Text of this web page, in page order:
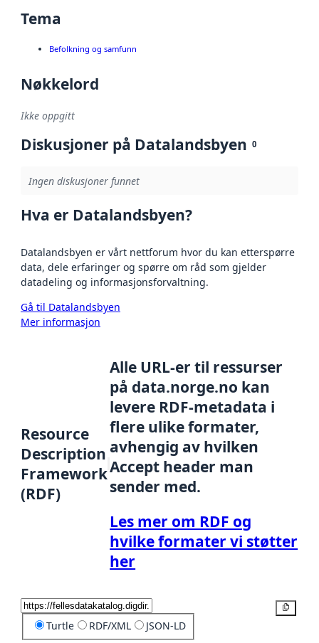
Tema
Befolkning og samfunn
Nøkkelord
Ikke oppgitt
Diskusjoner på Datalandsbyen 0
Ingen diskusjoner funnet
Hva er Datalandsbyen?
Datalandsbyen er vårt nettforum hvor du kan etterspørre
data, dele erfaringer og spørre om råd som gjelder
datadeling og informasjonsforvaltning.
Gå til Datalandsbyen
Mer informasjon
Resource
Description
Framework
(RDF)
Alle URL-er til ressurser
på data.norge.no kan
levere RDF-metadata i
flere ulike formater,
avhengig av hvilken
Accept header man
sender med.
Les mer om RDF og
hvilke formater vi støtter
her
Turtle RDF/XML JSON-LD